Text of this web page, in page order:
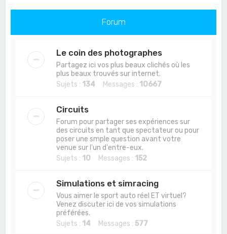
c
Forum
Le coin des photographes
Partagez ici vos plus beaux clichés où les
plus beaux trouvés sur internet.
Sujets : 134 Messages : 10667
Circuits
Forum pour partager ses expériences sur
des circuits en tant que spectateur ou pour
poser une smple question avant votre
venue sur l'un d'entre-eux.
Sujets : 10 Messages : 152
Simulations et simracing
Vous aimer le sport auto réel ET virtuel?
Venez discuter ici de vos simulations
préférées.
Sujets : 14 Messages : 577